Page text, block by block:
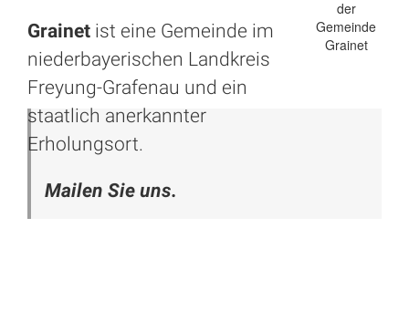
Grainet ist eine Gemeinde im
niederbayerischen Landkreis
Freyung-Grafenau und ein
staatlich anerkannter
Erholungsort.
Mailen Sie uns.